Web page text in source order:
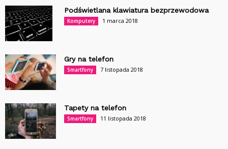
Podświetlana klawiatura bezprzewodowa
Komputery 1 marca 2018
Gry na telefon
Smartfony 7 listopada 2018
Tapety na telefon
Smartfony 11 listopada 2018